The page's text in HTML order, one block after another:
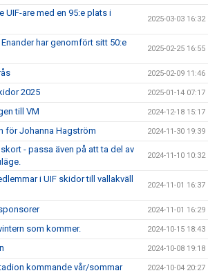
UIF-are med en 95:e plats i
2025-03-03 16:32
har genomfört sitt 50:e
2025-02-25 16:55
2025-02-09 11:46
2025 2025-01-14 07:17
till VM 2024-12-18 15:17
för Johanna Hagström 2024-11-30 19:39
- passa även på att ta del av
2024-11-10 10:32
i UIF skidor till vallakväll
2024-11-01 16:37
2024-11-01 16:29
som kommer. 2024-10-15 18:43
2024-10-08 19:18
kommande vår/sommar 2024-10-04 20:27